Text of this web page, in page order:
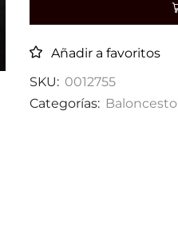
Añadir a favoritos
SKU: 0012755
Categorías: Baloncesto